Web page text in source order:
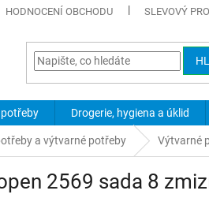
HODNOCENÍ OBCHODU SLEVOVÝ
Drogerie, hygiena a úklid
a výtvarné potřeby Výtvarné
2569 sada 8